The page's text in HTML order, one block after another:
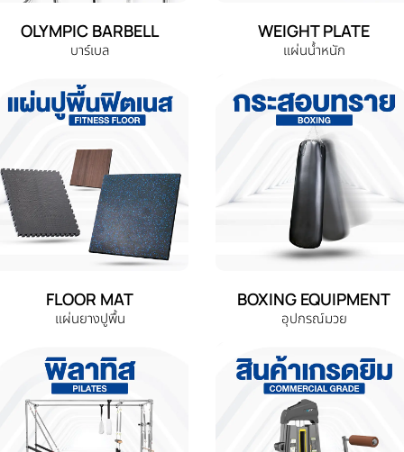
OLYMPIC BARBELL
บาร์เบล
WEIGHT PLATE
แผ่นน้ำหนัก
FLOOR MAT
แผ่นยางปูพื้น
BOXING EQUIPMENT
อุปกรณ์มวย